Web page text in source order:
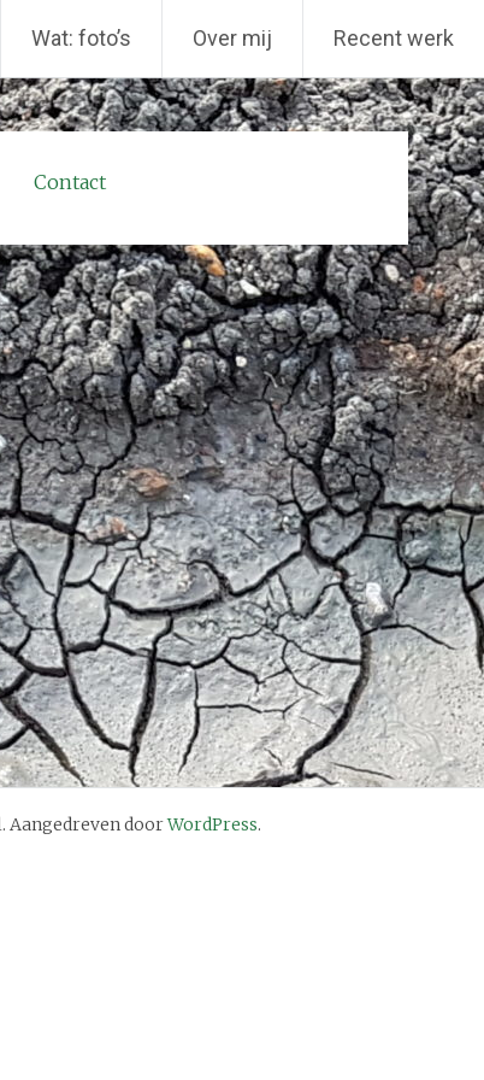
Wat: foto’s Over mij Recent werk
Contact
Aangedreven doorWordPress.